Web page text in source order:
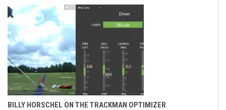
BILLY HORSCHEL ON THE TRACKMAN OPTIMIZER